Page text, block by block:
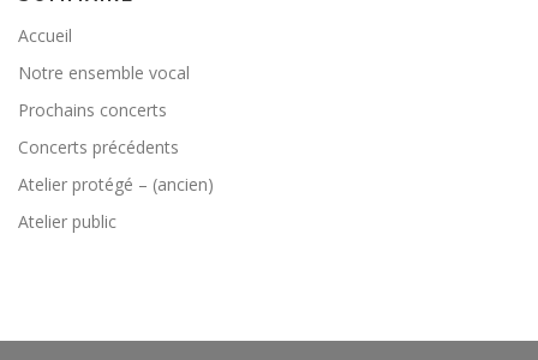
Accueil
Notre ensemble vocal
Prochains concerts
Concerts précédents
Atelier protégé – (ancien)
Atelier public